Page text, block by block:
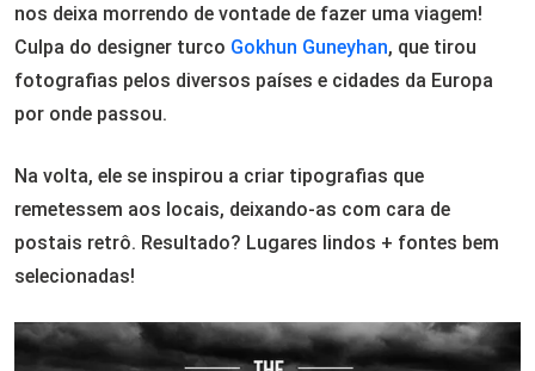
nos deixa morrendo de vontade de fazer uma viagem!
Culpa do designer turco Gokhun Guneyhan, que tirou
fotografias pelos diversos países e cidades da Europa
por onde passou.
Na volta, ele se inspirou a criar tipografias que
remetessem aos locais, deixando-as com cara de
postais retrô. Resultado? Lugares lindos + fontes bem
selecionadas!